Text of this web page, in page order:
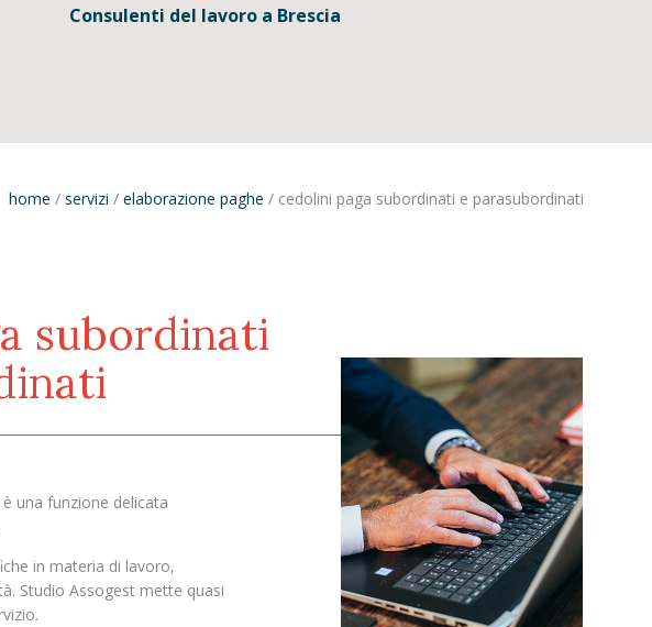
Consulenti del lavoro a Brescia
home / servizi / elaborazione paghe / cedolini paga subordinati e parasubordinati
subordinati
è una funzione delicata
in materia di lavoro,
Studio Assogest mette quasi